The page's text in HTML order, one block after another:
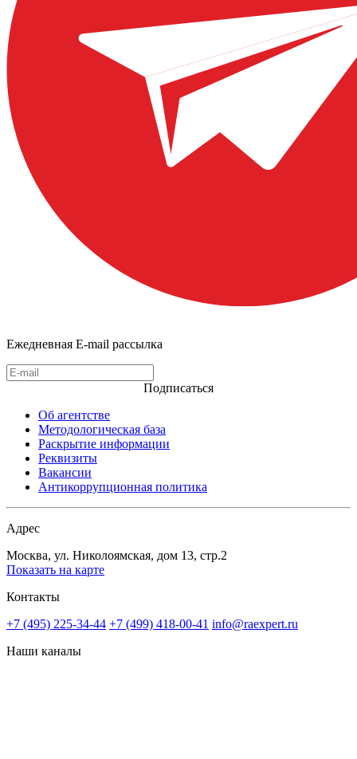
Ежедневная E-mail рассылка
Подписаться
Об агентстве
Методологическая база
Раскрытие информации
Реквизиты
Вакансии
Антикоррупционная политика
Адрес
Москва, ул. Николоямская, дом 13, стр.2
Показать на карте
Контакты
+7 (495) 225-34-44 +7 (499) 418-00-41 info@raexpert.ru
Наши каналы